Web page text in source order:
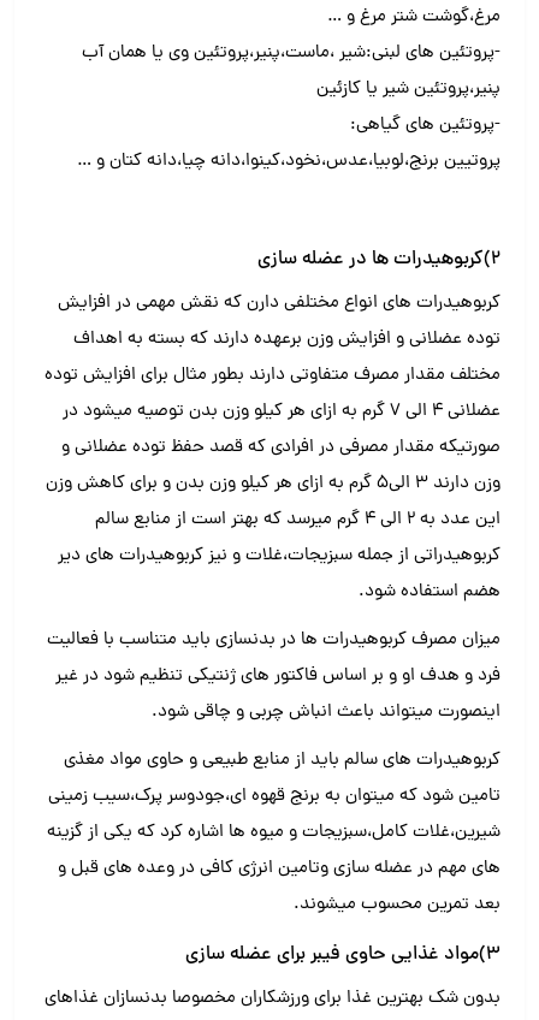
مرغ،گوشت شتر مرغ و …
-پروتئین های لبنی:شیر ،ماست،پنیر،پروتئین وی یا همان آب
پنیر،پروتئین شیر یا کازئین
-پروتئین های گیاهی:
پروتیین برنج،لوبیا،عدس،نخود،کینوا،دانه چیا،دانه کتان و …
۲)کربوهیدرات ها در عضله سازی
کربوهیدرات های انواع مختلفی دارن که نقش مهمی در افزایش
توده عضلانی و افزایش وزن برعهده دارند که بسته به اهداف
مختلف مقدار مصرف متفاوتی دارند بطور مثال برای افزایش توده
عضلانی ۴ الی ۷ گرم به ازای هر کیلو وزن بدن توصیه میشود در
صورتیکه مقدار مصرفی در افرادی که قصد حفظ توده عضلانی و‌
وزن دارند ۳ الی۵ گرم به ازای هر کیلو وزن بدن و برای کاهش وزن
این عدد به ۲ الی ۴ گرم میرسد که بهتر است از منابع سالم
کربوهیدراتی از جمله سبزیجات،غلات و نیز کربوهیدرات های دیر
هضم استفاده شود.
میزان مصرف کربوهیدرات ها در بدنسازی باید متناسب با فعالیت
فرد و هدف او و‌ بر اساس فاکتور های ژنتیکی تنظیم شود در غیر
اینصورت میتواند باعث انباش چربی و چاقی شود.
کربوهیدرات های سالم باید از منابع طبیعی و حاوی مواد مغذی
تامین شود که میتوان به برنج قهوه ای،جو‌دوسر پرک،سیب زمینی
شیرین،غلات کامل،سبزیجات و میوه ها اشاره کرد که یکی از گزینه
های مهم در عضله سازی و‌تامین انرژی کافی در وعده های قبل و
بعد تمرین محسوب میشوند.
۳)مواد غذایی حاوی فیبر برای عضله سازی
بدون شک بهترین غذا برای ورزشکاران مخصوصا بدنسازان غذاهای